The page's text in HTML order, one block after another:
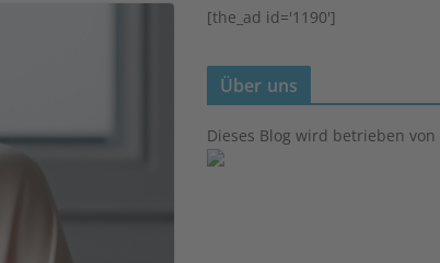
[the_ad id='1190']
Über uns
Dieses Blog wird betrieben von